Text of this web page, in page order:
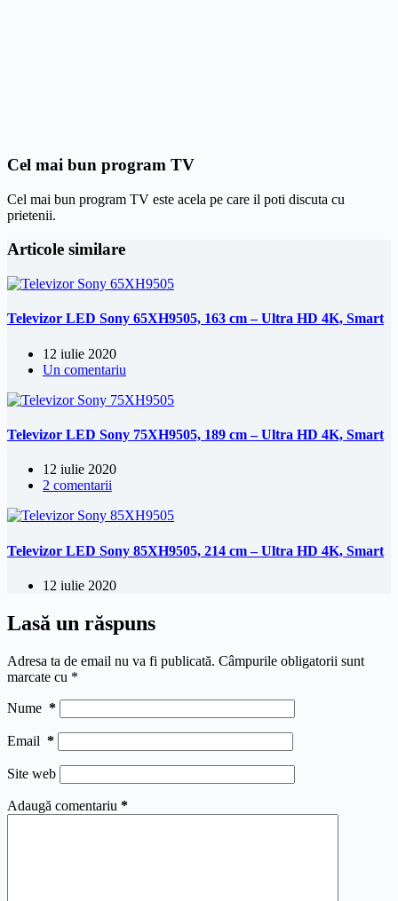
Cel mai bun program TV
Cel mai bun program TV este acela pe care il poti discuta cu
prietenii.
Articole similare
Televizor LED Sony 65XH9505, 163 cm – Ultra HD 4K, Smart
12 iulie 2020
Un comentariu
Televizor LED Sony 75XH9505, 189 cm – Ultra HD 4K, Smart
12 iulie 2020
2 comentarii
Televizor LED Sony 85XH9505, 214 cm – Ultra HD 4K, Smart
12 iulie 2020
Lasă un răspuns
Adresa ta de email nu va fi publicată. Câmpurile obligatorii sunt
marcate cu *
Nume *
Email *
Site web
Adaugă comentariu *